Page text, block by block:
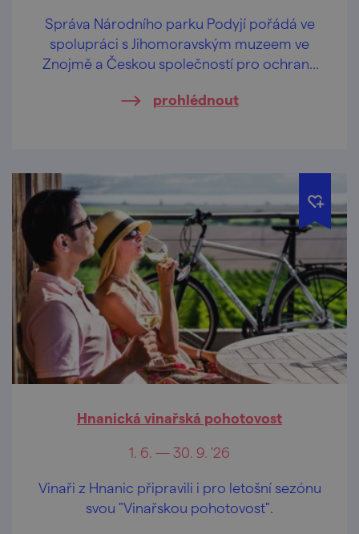
Správa Národního parku Podyjí pořádá ve
spolupráci s Jihomoravským muzeem ve
Znojmě a Českou společností pro ochranu
netopýry.
prohlédnout
Hnanická vinařská pohotovost
1. 6. — 30. 9. '26
Vinaři z Hnanic připravili i pro letošní sezónu
svou "Vinařskou pohotovost".